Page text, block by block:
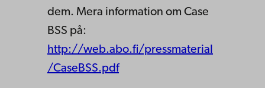
dem. Mera information om Case
BSS på:
http://web.abo.fi/pressmaterial
/CaseBSS.pdf